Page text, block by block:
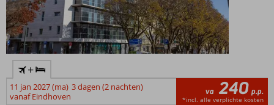
+
11 jan 2027 (ma) 3 dagen (2 nachten)
vanaf Eindhoven
va 240 p.p.
*incl. alle verplichte kosten